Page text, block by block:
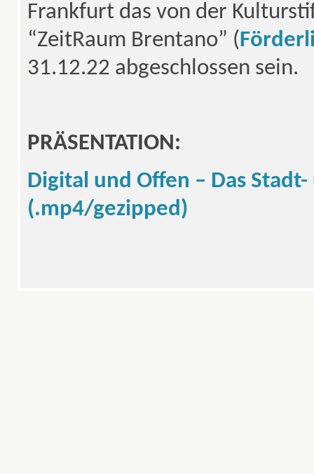
Frankfurt das von der
“ZeitRaum Brentano” (
31.12.22 abgeschlossen sein.
PRÄSENTATION:
Digital und Offen – Das
(.mp4/gezipped)